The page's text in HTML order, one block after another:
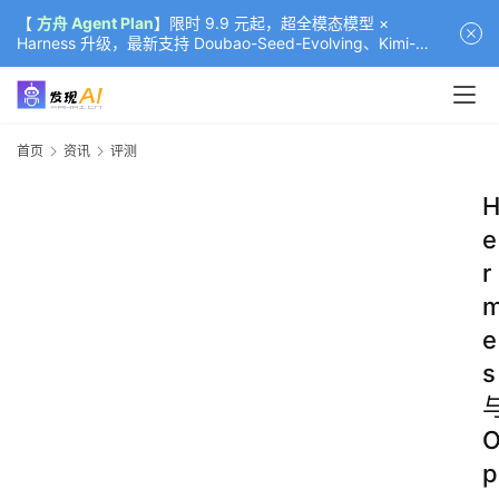
【 方舟 Agent Plan】限时 9.9 元起，超全模态模型 ×
Harness 升级，最新支持 Doubao-Seed-Evolving、Kimi-
K3（部分）、GLM-5.2
首页 资讯 评测
H
e
r
e
s
p